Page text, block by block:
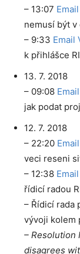
– 13:07
nemusí být v
– 9:33 Email
k přihlášce
13. 7. 2018
– 09:08
jak podat
12. 7. 2018
– 22:20
veci reseni
– 12:38
řídicí radou
– Řídicí rada
vývoji kolem
– Resolution
disagrees